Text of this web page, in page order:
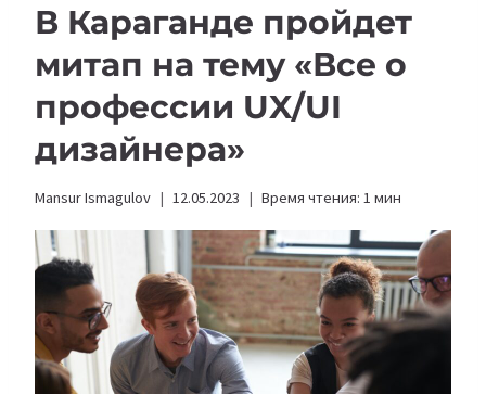
В Караганде пройдет
митап на тему «Все о
профессии UX/UI
дизайнера»
Mansur Ismagulov 12.05.2023 Время чтения: 1 мин